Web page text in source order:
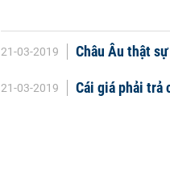
21-03-2019 Châu Âu thật
21-03-2019 Cái giá phải trả